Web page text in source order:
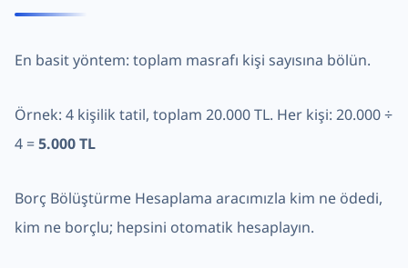
En basit yöntem: toplam masrafı kişi sayısına bölün.
Örnek: 4 kişilik tatil, toplam 20.000 TL. Her kişi: 20.000 ÷
4 =5.000 TL
Borç Bölüştürme Hesaplama aracımızla kim ne ödedi,
kim ne borçlu; hepsini otomatik hesaplayın.